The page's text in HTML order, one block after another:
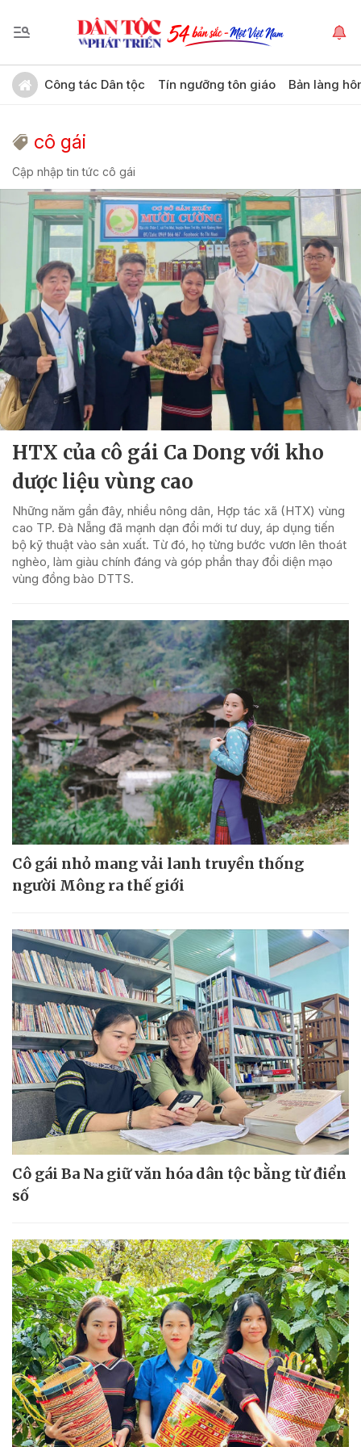
Công tác Dân tộc Tín ngưỡng tôn giáo Bản làng
cô gái
Cập nhập tin tức cô gái
HTX của cô gái Ca Dong với kho
dược liệu vùng cao
Những năm gần đây, nhiều nông dân, Hợp tác xã (HTX) vùng
cao TP. Đà Nẵng đã mạnh dạn đổi mới tư duy, áp dụng tiến
bộ kỹ thuật vào sản xuất. Từ đó, họ từng bước vươn lên thoát
nghèo, làm giàu chính đáng và góp phần thay đổi diện mạo
vùng đồng bào DTTS.
Cô gái nhỏ mang vải lanh truyền thống
người Mông ra thế giới
Cô gái Ba Na giữ văn hóa dân tộc bằng từ điển
số